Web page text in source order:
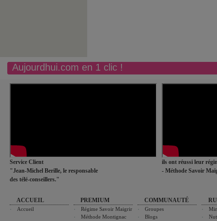
Aujourdhui.com en 1 clic !
Service Client
"Jean-Michel Berille, le responsable
des télé-conseillers."
ils ont réussi leur
- Méthode Savoir
ACCUEIL
Accueil
PREMIUM
Régime Savoir Maigrir
Méthode Montignac
COMMUNAUTÉ
Groupes
Blogs